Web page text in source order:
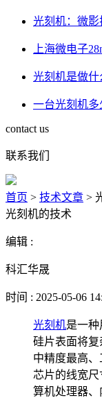
光刻机：微
上海微电子
光刻机是做什
一台光刻机多
contact us
联系我们
首页 > 技术文章 >
光刻机的技术
编辑 :
科汇华晟
时间 : 2025-05-06
光刻机是一种
硅片表面将
中精度最高
芯片的线宽
算机处理器、